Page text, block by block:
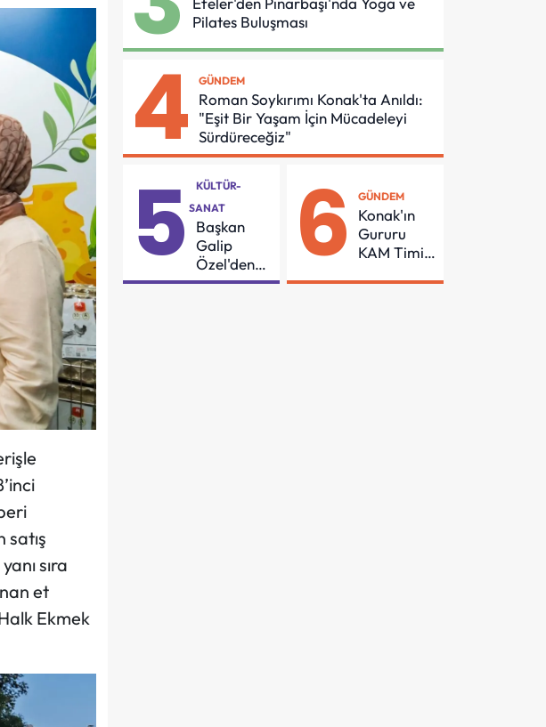
satış
sıra
et
Ekmek
Protokol
Pilates Buluşması
4 GÜNDEM
Roman Soykırımı Konak'ta Anıldı:
"Eşit Bir Yaşam İçin Mücadeleyi
Sürdüreceğiz"
5
KÜLTÜR-
SANAT
Başkan
Galip
Özel'den
55
6 GÜNDEM
Konak'ın
Gururu
KAM Timi
Kurtarmak